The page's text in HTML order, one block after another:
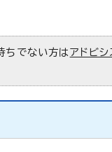
ちでない方は アドビ